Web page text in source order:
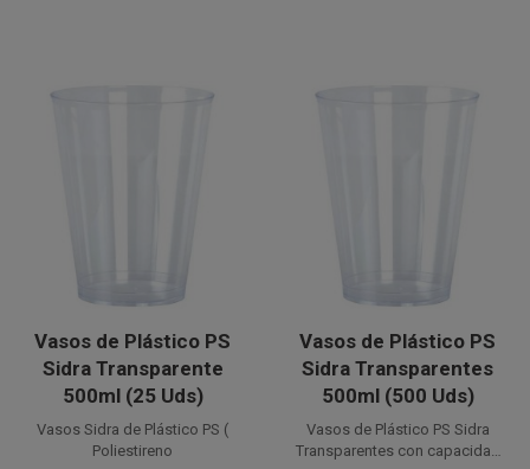
Vasos de Plástico PS
Sidra Transparente
500ml (25 Uds)
Vasos Sidra de Plástico PS (
Poliestireno
Vasos de Plástico PS
Sidra Transparentes
500ml (500 Uds)
Vasos de Plástico PS Sidra
Transparentes con capacidad